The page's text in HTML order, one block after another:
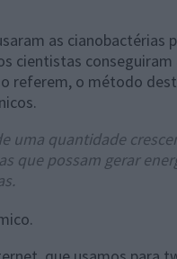
as cianobactérias
cientistas
referem, o método
uma quantidade
que possam gerar